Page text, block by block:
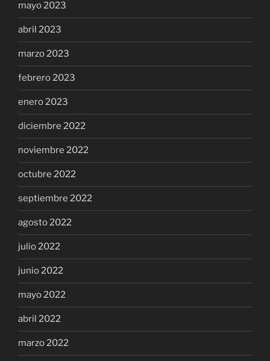
mayo 2023
abril 2023
marzo 2023
febrero 2023
enero 2023
diciembre 2022
noviembre 2022
octubre 2022
septiembre 2022
agosto 2022
julio 2022
junio 2022
mayo 2022
abril 2022
marzo 2022